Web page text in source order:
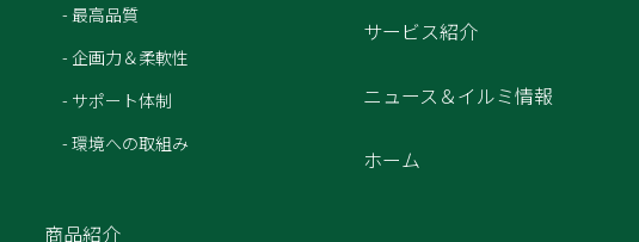
- 最高品質
- 企画力＆柔軟性
- サポート体制
- 環境への取組み
商品紹介
サービス紹介
ニュース＆イルミ情報
ホーム